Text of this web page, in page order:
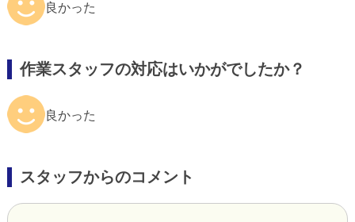
良かった
作業スタッフの対応はいかがでしたか？
良かった
スタッフからのコメント